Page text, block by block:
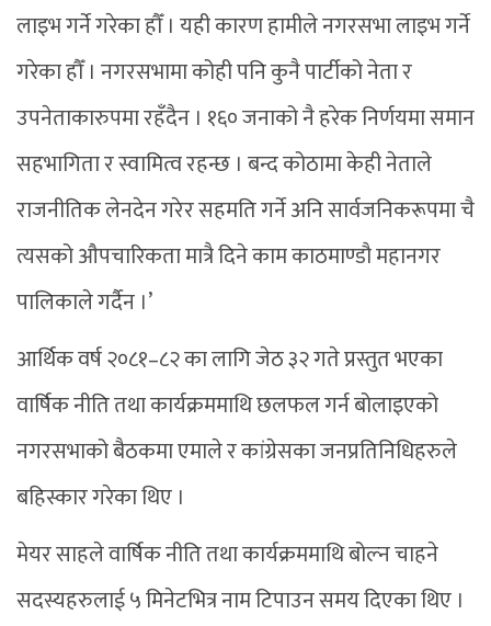
लाइभ गर्ने गरेका हौँ । यही कारण हामीले नगरसभा लाइभ गर्ने
गरेका हौँ । नगरसभामा कोही पनि कुनै पार्टीको नेता र
उपनेताकारुपमा रहँदैन । १६० जनाको नै हरेक निर्णयमा समान
सहभागिता र स्वामित्व रहन्छ । बन्द कोठामा केही नेताले
राजनीतिक लेनदेन गरेर सहमति गर्ने अनि सार्वजनिकरूपमा चै
त्यसको औपचारिकता मात्रै दिने काम काठमाण्डौ महानगर
पालिकाले गर्दैन ।’
आर्थिक वर्ष २०८१–८२ का लागि जेठ ३२ गते प्रस्तुत भएका
वार्षिक नीति तथा कार्यक्रममाथि छलफल गर्न बोलाइएको
नगरसभाको बैठकमा एमाले र कांग्रेसका जनप्रतिनिधिहरुले
बहिस्कार गरेका थिए ।
मेयर साहले वार्षिक नीति तथा कार्यक्रममाथि बोल्न चाहने
सदस्यहरुलाई ५ मिनेटभित्र नाम टिपाउन समय दिएका थिए ।